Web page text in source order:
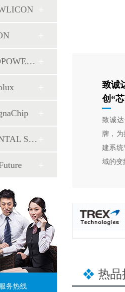
率能 LEADPOWER SEMI
东微 ORIENTAL SEMI
务热线
致诚
创“
致诚
牌，
建系统
域的变
热品